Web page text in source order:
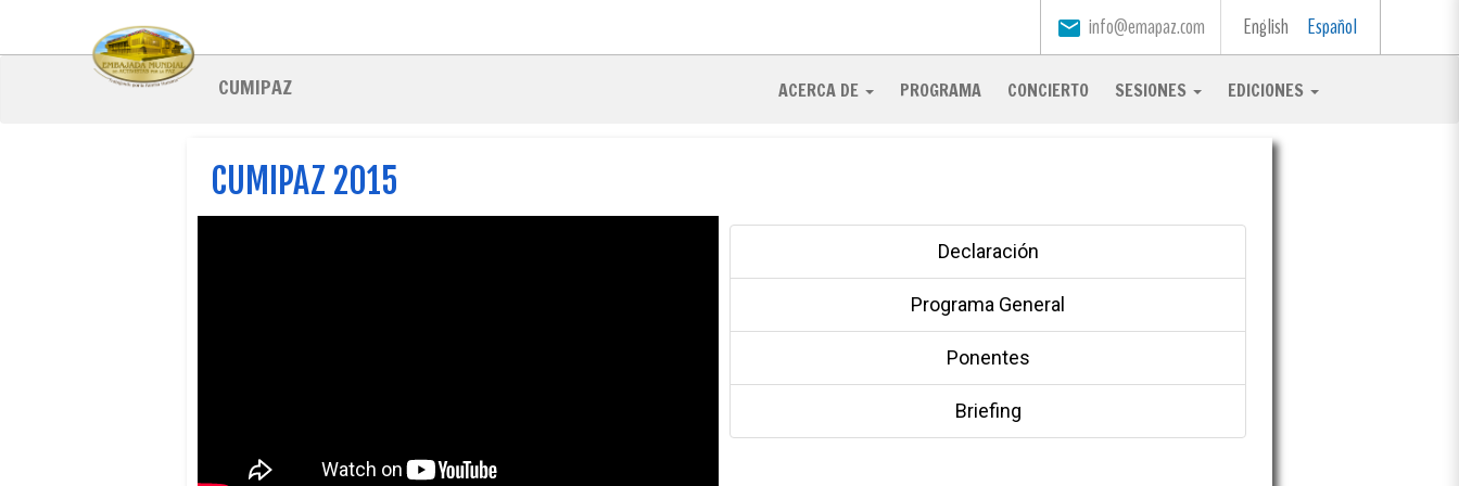
English Español
email info@emapaz.com
CUMIPAZ ACERCA DE PROGRAMA CONCIERTO SESIONES EDICIONES
CUMIPAZ 2015
Declaración
Programa General
Ponentes
Briefing